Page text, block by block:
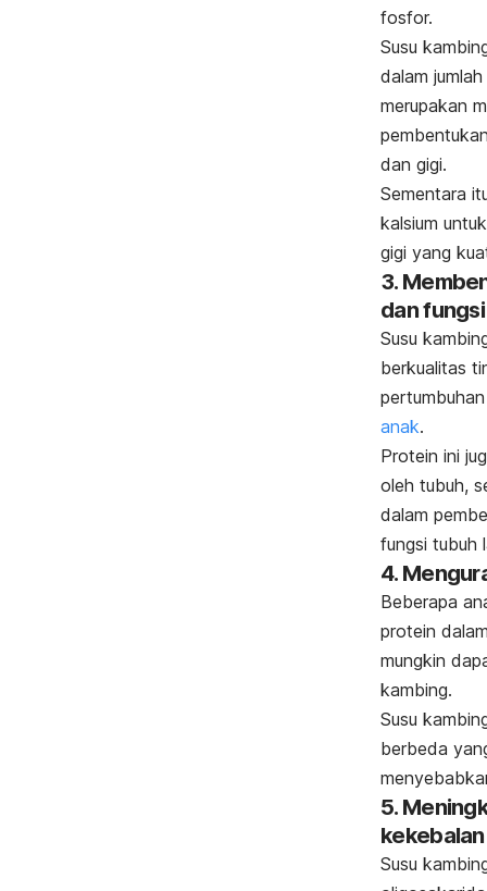
fosfor.
Susu
dalam
merupakan
dan gigi.
Sementara
kalsium
gigi yang
3.
dan
Susu
berkualitas
anak.
Protein ini
oleh tubuh,
dalam
fungsi tubuh
4.
Beberapa
protein
mungkin
kambing.
Susu
berbeda
5.
Susu